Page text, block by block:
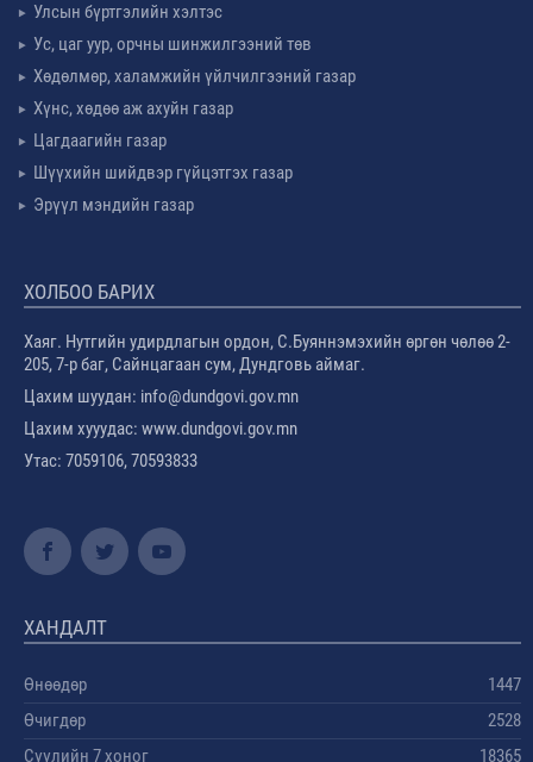
Улсын бүртгэлийн хэлтэс
Ус, цаг уур, орчны шинжилгээний төв
Хөдөлмөр, халамжийн үйлчилгээний газар
Хүнс, хөдөө аж ахуйн газар
Цагдаагийн газар
Шүүхийн шийдвэр гүйцэтгэх газар
Эрүүл мэндийн газар
ХОЛБОО БАРИХ
Хаяг. Нутгийн удирдлагын ордон, С.Буяннэмэхийн өргөн чөлөө 2-
205, 7-р баг, Сайнцагаан сум, Дундговь аймаг.
Цахим шуудан: info@dundgovi.gov.mn
Цахим хууудас: www.dundgovi.gov.mn
Утас: 7059106, 70593833
ХАНДАЛТ
Өнөөдөр
1447
Өчигдөр
2528
Сүүлийн 7 хоног
18365